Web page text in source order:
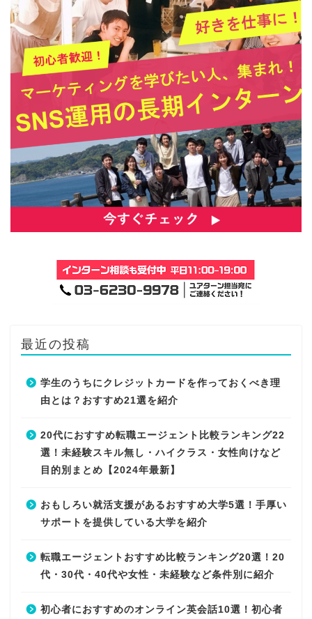
最近の投稿
学生のうちにクレジットカードを作っておくべき理
由とは？おすすめ21選を紹介
20代におすすめ転職エージェント比較ランキング22
選！未経験スキル無し・ハイクラス・女性向けなど
目的別まとめ【2024年最新】
おもしろい就活支援があるおすすめ大学5選！手厚い
サポートを提供している大学を紹介
転職エージェントおすすめ比較ランキング20選！20
代・30代・40代や女性・未経験など条件別に紹介
初心者におすすめのオンライン英会話10選！初心者